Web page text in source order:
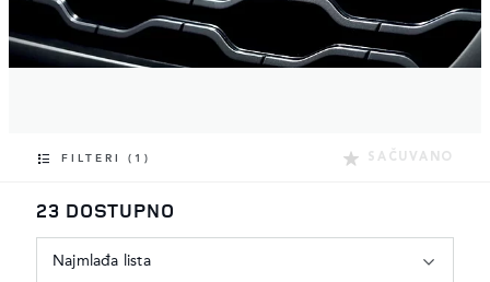
FILTERI (1) SAČUVANO
23 DOSTUPNO
Najmlađa lista